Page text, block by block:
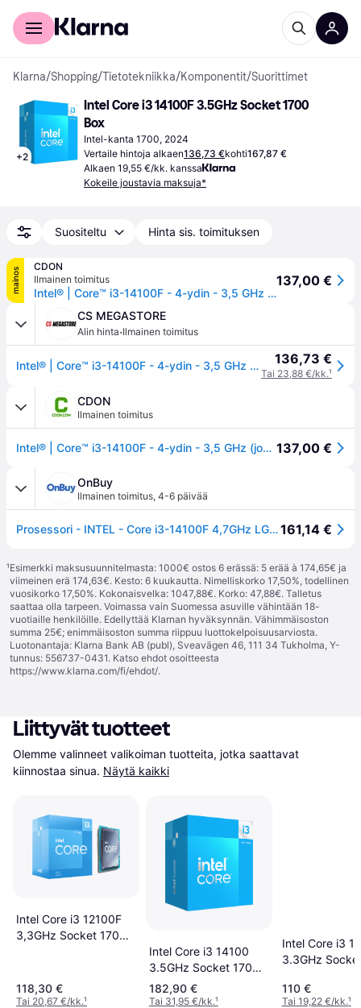
Kuluttajille
Klarna/Shopping/Tietotekniikka/Komponentit/Suorittimet
+2
Intel Core i3 14100F 3.5GHz Socket 1700
Box
Intel-kanta 1700, 2024
Vertaile hintoja alkaen136,73 €kohti167,87 €
Alkaen 19,55 €/kk. kanssa
Kokeile joustavia maksuja*
Suositeltu Hinta sis. toimituksen
mainos
CDON
Ilmainen toimitus
Intel® | Core™ i3-14100F - 4-ydin - 3,5 GHz (jopa 4,7 GHz Turbo) - LGA1700-Socket | Laatikko
137,00 €
CS MEGASTORE
Alin hinta·Ilmainen toimitus
Intel® | Core™ i3-14100F - 4-ydin - 3,5 GHz (jopa 4,7 GHz Turbo) - LGA1700-Socket | Laatikko 136,73 €
Tai 23,88 €/kk.¹
CDON
Ilmainen toimitus
Intel® | Core™ i3-14100F - 4-ydin - 3,5 GHz (jopa 4,7 GHz Turbo) - LGA1700-Socket | Laatikko 137,00 €
OnBuy
Ilmainen toimitus, 4-6 päivää
Prosessori - INTEL - Core i3-14100F 4,7GHz LGA1700 Box161,14 €
¹Esimerkki maksusuunnitelmasta: 1000€ ostos 6 erässä: 5 erää à 174,65€ ja
viimeinen erä 174,63€. Kesto: 6 kuukautta. Nimelliskorko 17,50%, todellinen
vuosikorko 17,50%. Kokonaisvelka: 1047,88€. Korko: 47,88€. Talletus
saattaa olla tarpeen. Voimassa vain Suomessa asuville vähintään 18-
vuotiaille henkilöille. Edellyttää Klarnan hyväksynnän. Vähimmäisoston
summa 25€; enimmäisoston summa riippuu luottokelpoisuusarviosta.
Luotonantaja: Klarna Bank AB (publ), Sveavägen 46, 111 34 Tukholma, Y-
tunnus: 556737-0431. Katso ehdot osoitteesta
https://www.klarna.com/fi/ehdot/.
Liittyvät tuotteet
Olemme valinneet valikoiman tuotteita, jotka saattavat
kiinnostaa sinua. Näytä kaikki
Intel Core i3 12100F
3,3GHz Socket 1700
118,30 €
Tai 20,67 €/kk.¹
Intel Core i3 14100
3.5GHz Socket 1700
Box
182,90 €
Tai 31,95 €/kk.¹
Intel Core i3
3.3GHz
110 €
Tai 19,22 €/kk.¹